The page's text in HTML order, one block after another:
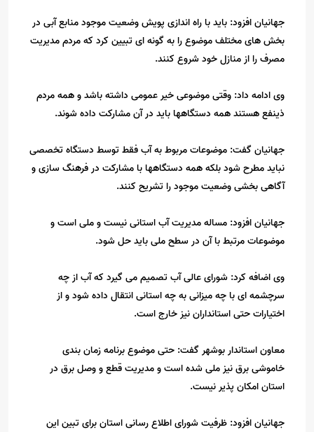
جهانیان افزود: باید با راه اندازی پویش وضعیت موجود منابع آبی در
بخش های مختلف موضوع را به گونه ای تبیین کرد که مردم مدیریت
مصرف را از منازل خود شروع کنند.
وی ادامه داد: وقتی موضوعی خیر عمومی داشته باشد و همه مردم
ذینفع هستند همه دستگاهها باید در آن مشارکت داده شوند.
جهانیان گفت: موضوعات مربوط به آب فقط توسط دستگاه تخصصی
نباید مطرح شود بلکه همه دستگاهها با مشارکت در فرهنگ سازی و
آگاهی بخشی وضعیت موجود را تشریح کنند.
جهانیان افزود: مساله مدیریت آب استانی نیست و ملی است و
موضوعات مرتبط با آن در سطح ملی باید حل شود.
وی اضافه کرد: شورای عالی آب تصمیم می گیرد که آب از چه
سرچشمه ای با چه میزانی به چه استانی انتقال داده شود و از
اختیارات حتی استانداران نیز خارج است.
معاون استاندار بوشهر گفت: حتی موضوع برنامه زمان بندی
خاموشی برق نیز ملی شده است و مدیریت قطع و وصل برق در
استان امکان پذیر نیست.
جهانیان افزود: ظرفیت شورای اطلاع رسانی استان برای تبین این